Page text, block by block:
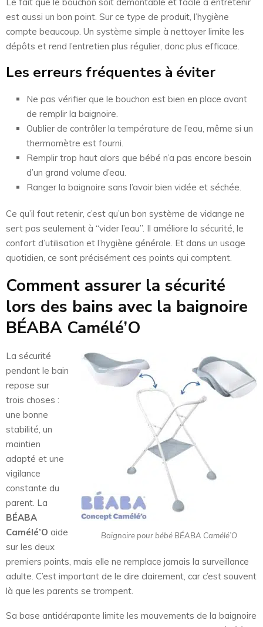
est aussi un bon point. Sur ce type de produit, l’hygiène
compte beaucoup. Un système simple à nettoyer limite les
dépôts et rend l’entretien plus régulier, donc plus efficace.
Les erreurs fréquentes à éviter
Ne pas vérifier que le bouchon est bien en place avant
de remplir la baignoire.
Oublier de contrôler la température de l’eau, même si un
thermomètre est fourni.
Remplir trop haut alors que bébé n’a pas encore besoin
d’un grand volume d’eau.
Ranger la baignoire sans l’avoir bien vidée et séchée.
Ce qu’il faut retenir, c’est qu’un bon système de vidange ne
sert pas seulement à “vider l’eau”. Il améliore la sécurité, le
confort d’utilisation et l’hygiène générale. Et dans un usage
quotidien, ce sont précisément ces points qui comptent.
Comment assurer la sécurité
lors des bains avec la baignoire
BÉABA Camélé’O
Baignoire pour bébé BÉABA Camélé’O
La sécurité
pendant le bain
repose sur
trois choses :
une bonne
stabilité, un
maintien
adapté et une
vigilance
constante du
parent. La
BÉABA
Camélé’O aide
sur les deux
premiers points, mais elle ne remplace jamais la surveillance
adulte. C’est important de le dire clairement, car c’est souvent
là que les parents se trompent.
Sa base antidérapante limite les mouvements de la baignoire